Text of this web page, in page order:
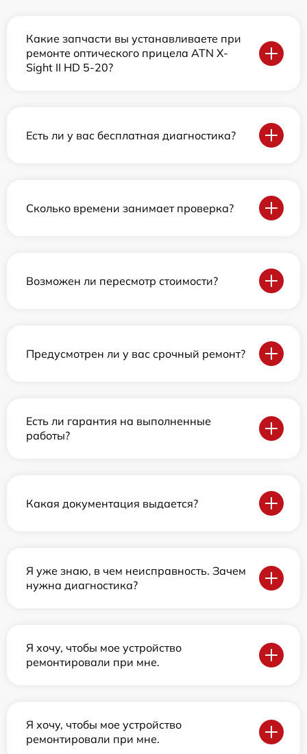
Какие запчасти вы устанавливаете при
ремонте оптического прицела ATN X-
Sight II HD 5-20?
Есть ли у вас бесплатная диагностика?
Сколько времени занимает проверка?
Возможен ли пересмотр стоимости?
Предусмотрен ли у вас срочный ремонт?
Есть ли гарантия на выполненные
работы?
Какая документация выдается?
Я уже знаю, в чем неисправность. Зачем
нужна диагностика?
Я хочу, чтобы мое устройство
ремонтировали при мне.
Я хочу, чтобы мое устройство
ремонтировали при мне.